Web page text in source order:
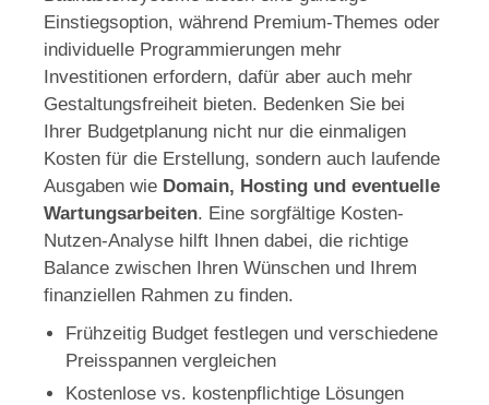
Einstiegsoption, während Premium-Themes oder
individuelle Programmierungen mehr
Investitionen erfordern, dafür aber auch mehr
Gestaltungsfreiheit bieten. Bedenken Sie bei
Ihrer Budgetplanung nicht nur die einmaligen
Kosten für die Erstellung, sondern auch laufende
Ausgaben wie Domain, Hosting und eventuelle
Wartungsarbeiten. Eine sorgfältige Kosten-
Nutzen-Analyse hilft Ihnen dabei, die richtige
Balance zwischen Ihren Wünschen und Ihrem
finanziellen Rahmen zu finden.
Frühzeitig Budget festlegen und verschiedene
Preisspannen vergleichen
Kostenlose vs. kostenpflichtige Lösungen